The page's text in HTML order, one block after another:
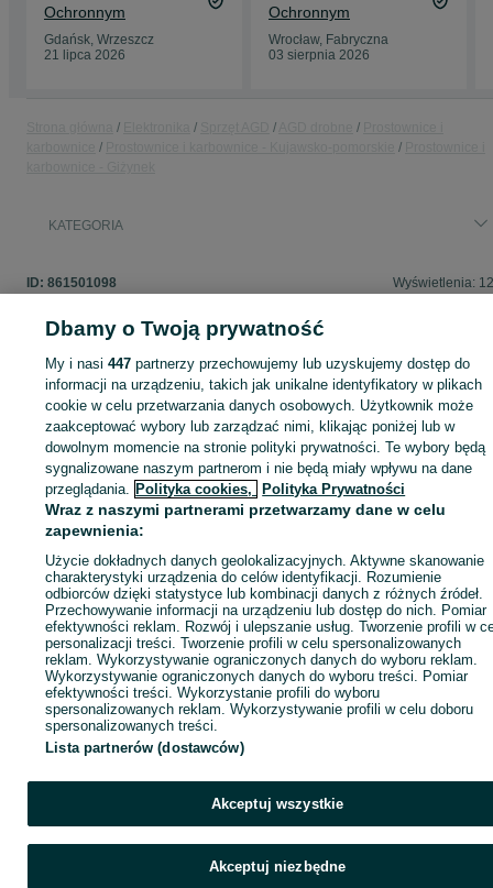
Ochronnym
Gdańsk, Wrzeszcz
21 lipca 2026
Ochronnym
Wrocław, Fabryczna
03 sierpnia 2026
KATEGORIA
ID: 861501098 Wyświetlenia:
Zaloguj się lub załóż konto na OLX, aby skontaktować się z
sprzedającym
Zaloguj się / Załóż konto
Wyślij wiadomość
Dbamy o Twoją prywatność
My i nasi447 partnerzy przechowujemy lub uzyskujemy dostęp do
informacji na urządzeniu, takich jak unikalne identyfikatory w plikach
cookie w celu przetwarzania danych osobowych. Użytkownik może
zaakceptować wybory lub zarządzać nimi, klikając poniżej lub w
dowolnym momencie na stronie polityki prywatności. Te wybory będą
sygnalizowane naszym partnerom i nie będą miały wpływu na dane
przeglądania. Polityka cookies, Polityka Prywatności
Wraz z naszymi partnerami przetwarzamy dane w celu
zapewnienia:
Użycie dokładnych danych geolokalizacyjnych. Aktywne skanowanie
charakterystyki urządzenia do celów identyfikacji. Rozumienie
odbiorców dzięki statystyce lub kombinacji danych z różnych źródeł.
Przechowywanie informacji na urządzeniu lub dostęp do nich. Pomiar
efektywności reklam. Rozwój i ulepszanie usług. Tworzenie profili w
personalizacji treści. Tworzenie profili w celu spersonalizowanych
reklam. Wykorzystywanie ograniczonych danych do wyboru reklam.
Wykorzystywanie ograniczonych danych do wyboru treści. Pomiar
efektywności treści. Wykorzystanie profili do wyboru
spersonalizowanych reklam. Wykorzystywanie profili w celu doboru
spersonalizowanych treści.
Lista partnerów (dostawców)
Akceptuj wszystkie
Akceptuj niezbędne